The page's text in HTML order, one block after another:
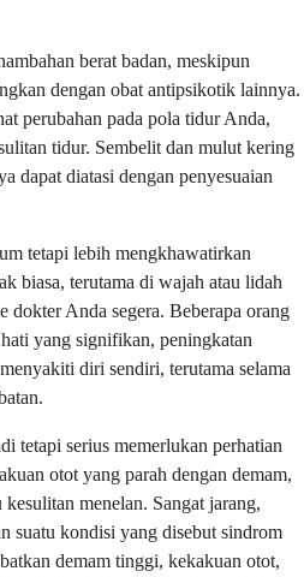
berat badan, meskipun
dengan obat antipsikotik lainnya.
perubahan pada pola tidur Anda,
tidur. Sembelit dan mulut kering
dapat diatasi dengan penyesuaian
tetapi lebih mengkhawatirkan
biasa, terutama di wajah atau lidah
dokter Anda segera. Beberapa orang
yang signifikan, peningkatan
diri sendiri, terutama selama
tetapi serius memerlukan perhatian
otot yang parah dengan demam,
menelan. Sangat jarang,
suatu kondisi yang disebut sindrom
demam tinggi, kekakuan otot,